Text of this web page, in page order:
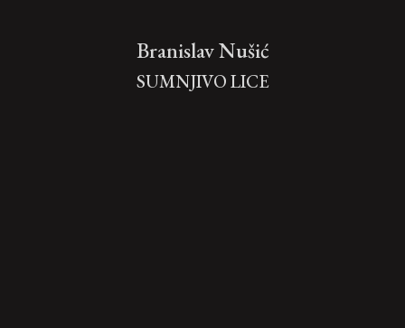
Branislav Nušić
SUMNJIVO LICE